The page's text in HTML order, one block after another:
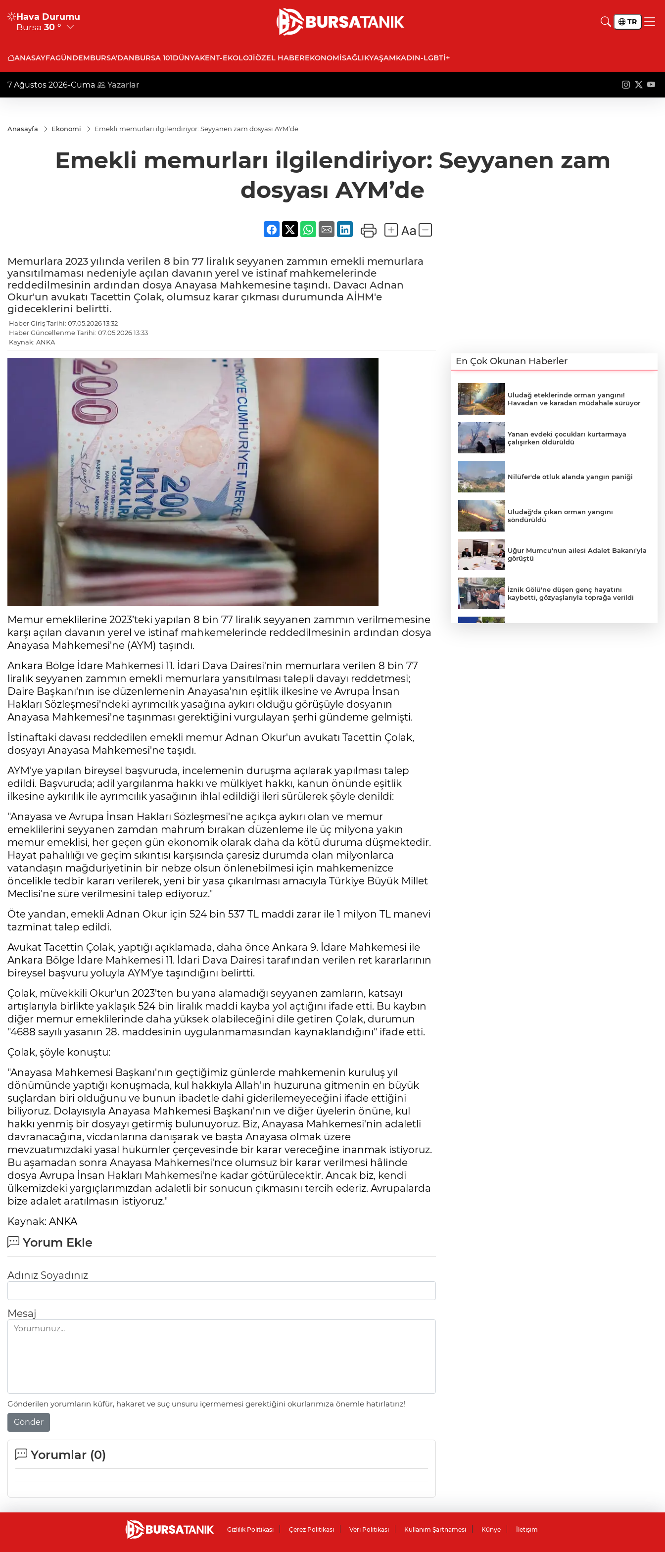
Hava Durumu
Bursa 30 ° TR
ANASAYFAGÜNDEMBURSA'DANBURSA 101DÜNYAKENT-EKOLOJIÖZEL HABEREKONOMISAĞLIKYAŞAMKADIN-LGBTİ+
7 Ağustos 2026-Cuma Yazarlar
Anasayfa Ekonomi Emekli memurları ilgilendiriyor: Seyyanen zam dosyası AYM’de
Emekli memurları ilgilendiriyor: Seyyanen zam
dosyası AYM’de
Memurlara 2023 yılında verilen 8 bin 77 liralık seyyanen zammın emekli memurlara
yansıtılmaması nedeniyle açılan davanın yerel ve istinaf mahkemelerinde
reddedilmesinin ardından dosya Anayasa Mahkemesine taşındı. Davacı Adnan
Okur'un avukatı Tacettin Çolak, olumsuz karar çıkması durumunda AİHM'e
gideceklerini belirtti.
Haber Giriş Tarihi: 07.05.2026 13:32
Haber Güncellenme Tarihi: 07.05.2026 13:33
Kaynak: ANKA
Memur emeklilerine 2023’teki yapılan 8 bin 77 liralık seyyanen zammın verilmemesine
karşı açılan davanın yerel ve istinaf mahkemelerinde reddedilmesinin ardından dosya
Anayasa Mahkemesi'ne (AYM) taşındı.
Ankara Bölge İdare Mahkemesi 11. İdari Dava Dairesi'nin memurlara verilen 8 bin 77
liralık seyyanen zammın emekli memurlara yansıtılması talepli davayı reddetmesi;
Daire Başkanı'nın ise düzenlemenin Anayasa'nın eşitlik ilkesine ve Avrupa İnsan
Hakları Sözleşmesi'ndeki ayrımcılık yasağına aykırı olduğu görüşüyle dosyanın
Anayasa Mahkemesi'ne taşınması gerektiğini vurgulayan şerhi gündeme gelmişti.
İstinaftaki davası reddedilen emekli memur Adnan Okur'un avukatı Tacettin Çolak,
dosyayı Anayasa Mahkemesi'ne taşıdı.
AYM'ye yapılan bireysel başvuruda, incelemenin duruşma açılarak yapılması talep
edildi. Başvuruda; adil yargılanma hakkı ve mülkiyet hakkı, kanun önünde eşitlik
ilkesine aykırılık ile ayrımcılık yasağının ihlal edildiği ileri sürülerek şöyle denildi:
"Anayasa ve Avrupa İnsan Hakları Sözleşmesi'ne açıkça aykırı olan ve memur
emeklilerini seyyanen zamdan mahrum bırakan düzenleme ile üç milyona yakın
memur emeklisi, her geçen gün ekonomik olarak daha da kötü duruma düşmektedir.
Hayat pahalılığı ve geçim sıkıntısı karşısında çaresiz durumda olan milyonlarca
vatandaşın mağduriyetinin bir nebze olsun önlenebilmesi için mahkemenizce
öncelikle tedbir kararı verilerek, yeni bir yasa çıkarılması amacıyla Türkiye Büyük Millet
Meclisi'ne süre verilmesini talep ediyoruz."
Öte yandan, emekli Adnan Okur için 524 bin 537 TL maddi zarar ile 1 milyon TL manevi
tazminat talep edildi.
Avukat Tacettin Çolak, yaptığı açıklamada, daha önce Ankara 9. İdare Mahkemesi ile
Ankara Bölge İdare Mahkemesi 11. İdari Dava Dairesi tarafından verilen ret kararlarının
bireysel başvuru yoluyla AYM'ye taşındığını belirtti.
Çolak, müvekkili Okur'un 2023'ten bu yana alamadığı seyyanen zamların, katsayı
artışlarıyla birlikte yaklaşık 524 bin liralık maddi kayba yol açtığını ifade etti. Bu kaybın
diğer memur emeklilerinde daha yüksek olabileceğini dile getiren Çolak, durumun
"4688 sayılı yasanın 28. maddesinin uygulanmamasından kaynaklandığını" ifade etti.
Çolak, şöyle konuştu:
"Anayasa Mahkemesi Başkanı'nın geçtiğimiz günlerde mahkemenin kuruluş yıl
dönümünde yaptığı konuşmada, kul hakkıyla Allah'ın huzuruna gitmenin en büyük
suçlardan biri olduğunu ve bunun ibadetle dahi giderilemeyeceğini ifade ettiğini
biliyoruz. Dolayısıyla Anayasa Mahkemesi Başkanı'nın ve diğer üyelerin önüne, kul
hakkı yenmiş bir dosyayı getirmiş bulunuyoruz. Biz, Anayasa Mahkemesi'nin adaletli
davranacağına, vicdanlarına danışarak ve başta Anayasa olmak üzere
mevzuatımızdaki yasal hükümler çerçevesinde bir karar vereceğine inanmak istiyoruz.
Bu aşamadan sonra Anayasa Mahkemesi'nce olumsuz bir karar verilmesi hâlinde
dosya Avrupa İnsan Hakları Mahkemesi'ne kadar götürülecektir. Ancak biz, kendi
ülkemizdeki yargıçlarımızdan adaletli bir sonucun çıkmasını tercih ederiz. Avrupalarda
bize adalet aratılmasın istiyoruz."
Kaynak: ANKA
Yorum Ekle
Adınız Soyadınız
Mesaj
Gönderilen yorumların küfür, hakaret ve suç unsuru içermemesi gerektiğini okurlarımıza önemle hatırlatırız!
Gönder
Yorumlar (0)
En Çok Okunan Haberler
Uludağ eteklerinde orman yangını!
Havadan ve karadan müdahale sürüyor
Yanan evdeki çocukları kurtarmaya
çalışırken öldürüldü
Nilüfer'de otluk alanda yangın paniği
Uludağ'da çıkan orman yangını
söndürüldü
Uğur Mumcu'nun ailesi Adalet Bakanı'yla
görüştü
İznik Gölü'ne düşen genç hayatını
kaybetti, gözyaşlarıyla toprağa verildi
Gizlilik Politikası Çerez Politikası Veri Politikası Kullanım Şartnamesi Künye İletişim